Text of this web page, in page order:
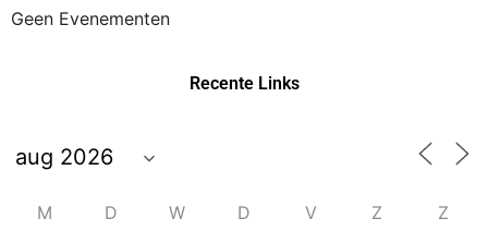
Geen Evenementen
Recente Links
M D W D V Z Z